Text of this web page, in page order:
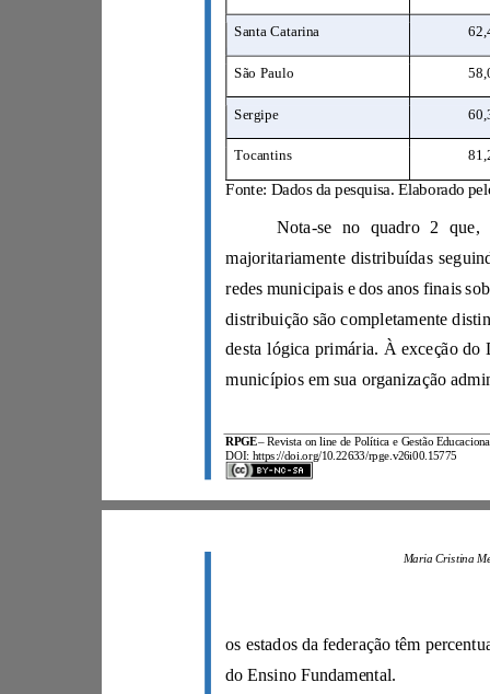
RPGE–
DOI: https://doi.org/10.22633/rpge.v26i00.15775
Santa Catarina
São Paulo
Sergipe
Tocantins